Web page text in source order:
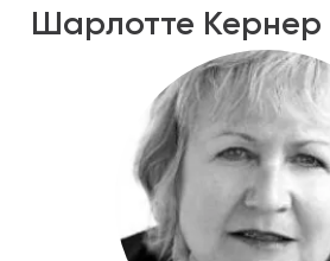
Шарлотте Кернер